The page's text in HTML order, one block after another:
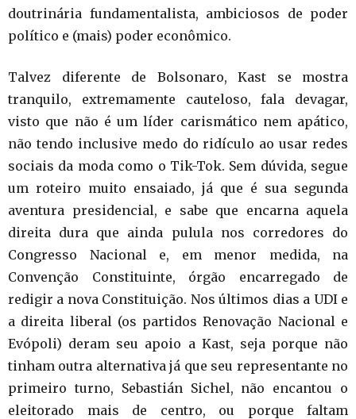
doutrinária fundamentalista, ambiciosos de poder
político e (mais) poder econômico.
Talvez diferente de Bolsonaro, Kast se mostra
tranquilo, extremamente cauteloso, fala devagar,
visto que não é um líder carismático nem apático,
não tendo inclusive medo do ridículo ao usar redes
sociais da moda como o Tik-Tok. Sem dúvida, segue
um roteiro muito ensaiado, já que é sua segunda
aventura presidencial, e sabe que encarna aquela
direita dura que ainda pulula nos corredores do
Congresso Nacional e, em menor medida, na
Convenção Constituinte, órgão encarregado de
redigir a nova Constituição. Nos últimos dias a UDI e
a direita liberal (os partidos Renovação Nacional e
Evópoli) deram seu apoio a Kast, seja porque não
tinham outra alternativa já que seu representante no
primeiro turno, Sebastián Sichel, não encantou o
eleitorado mais de centro, ou porque faltam